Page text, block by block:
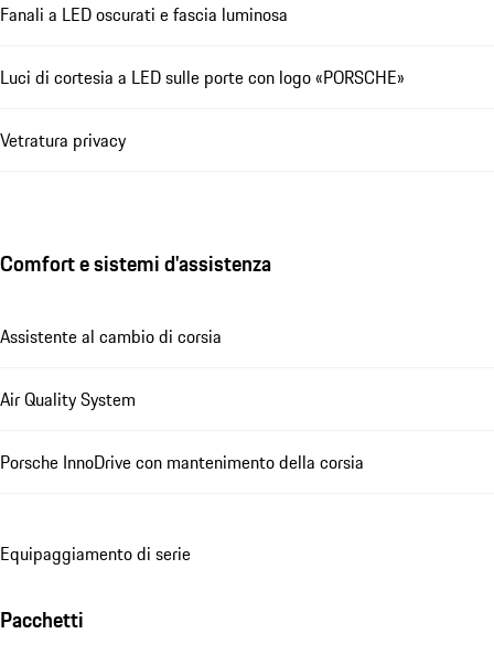
Fanali a LED oscurati e fascia luminosa
Luci di cortesia a LED sulle porte con logo «PORSCHE»
Vetratura privacy
Comfort e sistemi d'assistenza
Assistente al cambio di corsia
Air Quality System
Porsche InnoDrive con mantenimento della corsia
Equipaggiamento di serie
Pacchetti